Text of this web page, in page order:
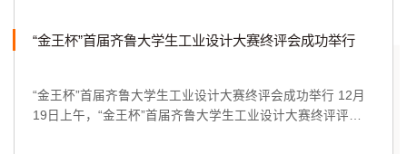
“金王杯”首届齐鲁大学生工业设计大赛终评会成功举行
“金王杯”首届齐鲁大学生工业设计大赛终评会成功举行 12月
19日上午，“金王杯”首届齐鲁大学生工业设计大赛终评评审